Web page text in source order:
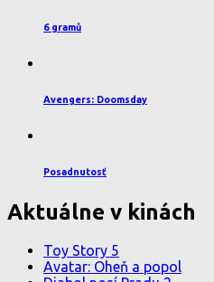
6 gramů
Avengers: Doomsday
Posadnutosť
Aktuálne v kinách
Toy Story 5
Avatar: Oheň a popol